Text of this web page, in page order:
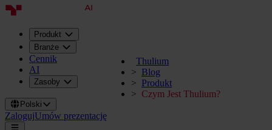
Produkt
Branże
Cennik
AI
Zasoby
Polski
ZalogujUmów prezentację
Thulium
Blog
Produkt
Czym Jest Thulium?